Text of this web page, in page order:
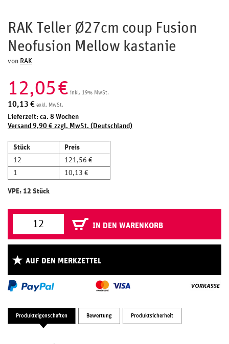
RAK Teller Ø27cm coup Fusion
Neofusion Mellow kastanie
von RAK
12,05€ inkl. 19% MwSt.
10,13 € exkl. MwSt.
Lieferzeit: ca. 8 Wochen
Versand 9,90 € zzgl. MwSt. (Deutschland)
Stück
Preis
12
121,56 €
1
10,13 €
VPE: 12 Stück
IN DEN WARENKORB
AUF DEN MERKZETTEL
Produkteigenschaften Bewertung Produktsicherheit